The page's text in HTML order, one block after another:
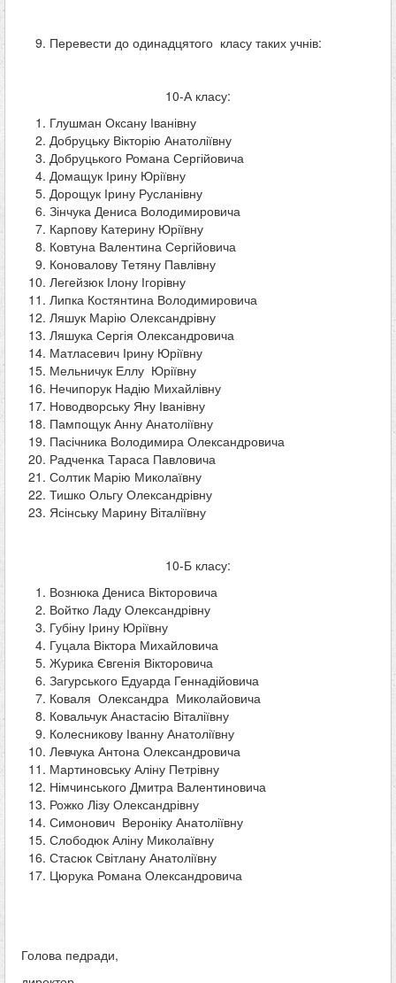
Перевести до одинадцятого класу таких учнів:
10-А класу:
Глушман Оксану Іванівну
Добруцьку Вікторію Анатоліївну
Добруцького Романа Сергійовича
Домащук Ірину Юріївну
Дорощук Ірину Русланівну
Зінчука Дениса Володимировича
Карпову Катерину Юріївну
Ковтуна Валентина Сергійовича
Коновалову Тетяну Павлівну
Легейзюк Ілону Ігорівну
Липка Костянтина Володимировича
Ляшук Марію Олександрівну
Ляшука Сергія Олександровича
Матласевич Ірину Юріївну
Мельничук Еллу Юріївну
Нечипорук Надію Михайлівну
Новодворську Яну Іванівну
Пампощук Анну Анатоліївну
Пасічника Володимира Олександровича
Радченка Тараса Павловича
Солтик Марію Миколаївну
Тишко Ольгу Олександрівну
Ясінську Марину Віталіївну
10-Б класу:
Вознюка Дениса Вікторовича
Войтко Ладу Олександрівну
Губіну Ірину Юріївну
Гуцала Віктора Михайловича
Журика Євгенія Вікторовича
Загурського Едуарда Геннадійовича
Коваля Олександра Миколайовича
Ковальчук Анастасію Віталіївну
Колесникову Іванну Анатоліївну
Левчука Антона Олександровича
Мартиновську Аліну Петрівну
Німчинського Дмитра Валентиновича
Рожко Лізу Олександрівну
Симонович Вероніку Анатоліївну
Слободюк Аліну Миколаївну
Стасюк Світлану Анатоліївну
Цюрука Романа Олександровича
Голова педради,